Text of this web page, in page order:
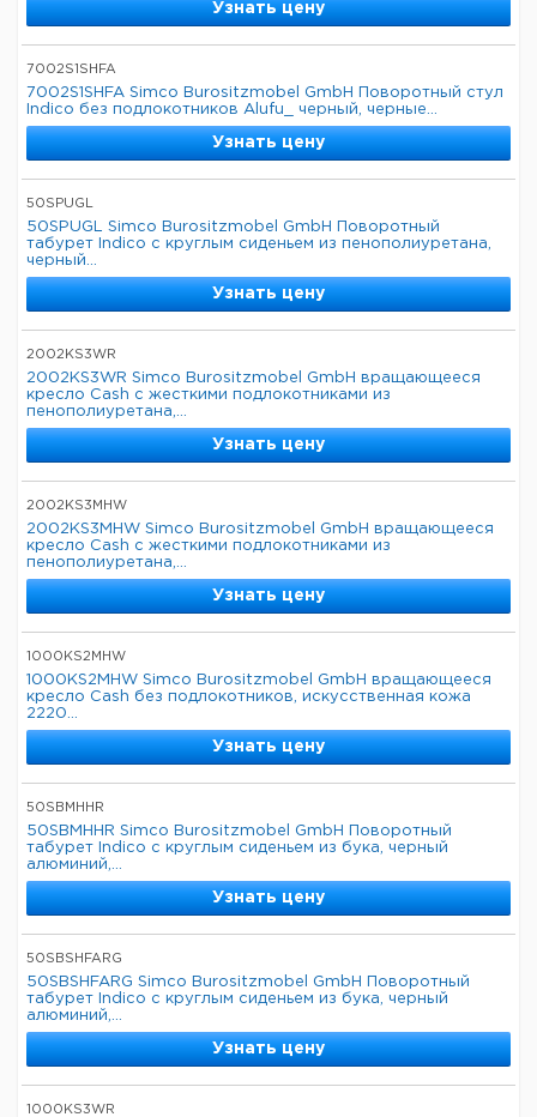
Узнать цену
7002S1SHFA
7002S1SHFA Simco Burositzmobel GmbH Поворотный стул
Indico без подлокотников Alufu_ черный, черные...
Узнать цену
50SPUGL
50SPUGL Simco Burositzmobel GmbH Поворотный
табурет Indico с круглым сиденьем из пенополиуретана,
черный...
Узнать цену
2002KS3WR
2002KS3WR Simco Burositzmobel GmbH вращающееся
кресло Cash с жесткими подлокотниками из
пенополиуретана,...
Узнать цену
2002KS3MHW
2002KS3MHW Simco Burositzmobel GmbH вращающееся
кресло Cash с жесткими подлокотниками из
пенополиуретана,...
Узнать цену
1000KS2MHW
1000KS2MHW Simco Burositzmobel GmbH вращающееся
кресло Cash без подлокотников, искусственная кожа
2220...
Узнать цену
50SBMHHR
50SBMHHR Simco Burositzmobel GmbH Поворотный
табурет Indico с круглым сиденьем из бука, черный
алюминий,...
Узнать цену
50SBSHFARG
50SBSHFARG Simco Burositzmobel GmbH Поворотный
табурет Indico с круглым сиденьем из бука, черный
алюминий,...
Узнать цену
1000KS3WR